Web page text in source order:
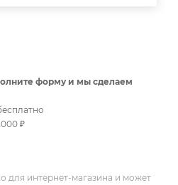
форму и мы сделаем
₽
для интернет-магазина и может